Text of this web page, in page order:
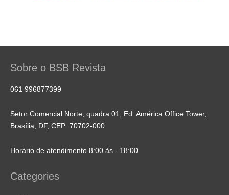
Sobre o BSB Revista
061 996877399
Setor Comercial Norte, quadra 01, Ed. América Office Tower,
Brasília, DF, CEP: 70702-000
Horário de atendimento 8:00 às - 18:00
Categories